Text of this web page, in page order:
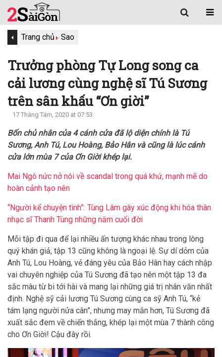
Trang chủ Sao
Trưởng phòng Tự Long song ca
cải lương cùng nghệ sĩ Tú Sương
trên sân khấu “Ơn giời”
17 Tháng Tám, 2020 at 07:53
Bốn chủ nhân của 4 cánh cửa đã lộ diện chính là Tú
Sương, Anh Tú, Lou Hoàng, Bảo Hân và cũng là lúc cánh
cửa lớn mùa 7 của Ơn Giời khép lại.
Mai Ngô nức nở nói về scandal trong quá khứ, mạnh mẽ do
hoàn cảnh tạo nên
“Người kể chuyện tình”: Tùng Lâm gây xúc động khi hóa thân
nhạc sĩ Thanh Tùng những năm cuối đời
Mỗi tập đi qua để lại nhiều ấn tượng khác nhau trong lòng
quý khán giả, tập 13 cũng không là ngoại lệ. Sự dí dỏm của
Anh Tú, Lou Hoàng, vẻ đáng yêu của Bảo Hân hay cách nhập
vai chuyên nghiệp của Tú Sương đã tạo nên một tập 13 đa
sắc màu từ bi tới hài và mang lại những giá trị nhân văn nhất
định. Nghệ sỹ cải lương Tú Sương cùng ca sỹ Anh Tú, “kẻ
tám lạng người nửa cân”, nhưng may mắn hơn, Tú Sương đã
xuất sắc đem về chiến thắng, khép lại một mùa 7 thành công
cho Ơn Giời! Cậu đây rồi.